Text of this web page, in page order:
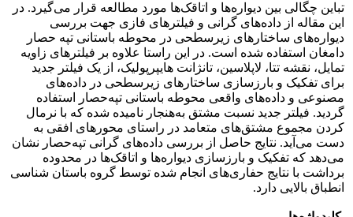
تباین چگالی بین دیواره‌ها و اتاقک‌ها مورد مطالعه قرار می‌گیرد. در
این مقاله از داده‌های گرانی و فیلترهای فازی‌ جهت بررسی
دیواره‌های ساختارهای زیرسطحی در محوطه باستانی تپه حصار
دامغان استفاده شده است. در این راستا علاوه بر فیلترهای زاویه
تمایل، نقشه تتا، لاپلاسین، تانژانت‌ هایپرپولیک، از یک فیلتر جدید
برای تفکیک و بارزسازی ساختارهای زیرسطحی در داده‌های
مصنوعی و داده‌های واقعی محوطه باستانی تپه‌حصار استفاده
گردید. فیلتر جدید نسبت مشتق به‌هنجار نامیده شده که با نرمال
کردن مجموع مشتق‌های متعامد در راستای محورهای افقی به
دست می‌آید. نتایج حاصل از بررسی‌ داده‌های گرانی تپه‌حصار نشان
می‌دهد که تفکیک و بارزسازی دیواره‌ها و اتاقک‌ها در محدوده
برداشت با نتایج حفاری‌های انجام شده توسط گروه باستان شناسی
انطباق بالایی دارد.